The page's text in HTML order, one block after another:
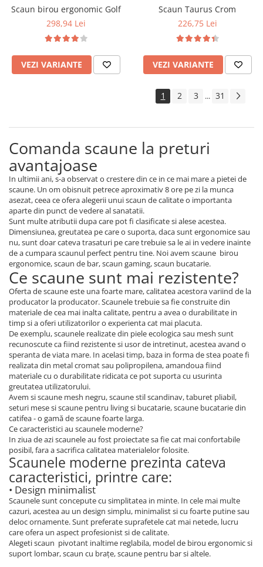
Scaun birou ergonomic Golf
298,94 Lei
VEZI VARIANTE
Scaun Taurus Crom
226,75 Lei
VEZI VARIANTE
1 2 3 ... 31
Comanda scaune la preturi
avantajoase
In ultimii ani, s-a observat o crestere din ce in ce mai mare a pietei de
scaune. Un om obisnuit petrece aproximativ 8 ore pe zi la munca
asezat, ceea ce ofera alegerii unui scaun de calitate o importanta
aparte din punct de vedere al sanatatii.
Sunt multe atributii dupa care pot fi clasificate si alese acestea.
Dimensiunea, greutatea pe care o suporta, daca sunt ergonomice sau
nu, sunt doar cateva trasaturi pe care trebuie sa le ai in vedere inainte
de a cumpara scaunul perfect pentru tine. Noi avem scaune birou
ergonomice, scaun de bar, scaun gaming, scaun bucatarie.
Ce scaune sunt mai rezistente?
Oferta de scaune este una foarte mare, calitatea acestora variind de la
producator la producator. Scaunele trebuie sa fie construite din
materiale de cea mai inalta calitate, pentru a avea o durabilitate in
timp si a oferi utilizatorilor o experienta cat mai placuta.
De exemplu, scaunele realizate din piele ecologica sau mesh sunt
recunoscute ca fiind rezistente si usor de intretinut, acestea avand o
speranta de viata mare. In acelasi timp, baza in forma de stea poate fi
realizata din metal cromat sau polipropilena, amandoua fiind
materiale cu o durabilitate ridicata ce pot suporta cu usurinta
greutatea utilizatorului.
Avem si scaune mesh negru, scaune stil scandinav, taburet pliabil,
seturi mese si scaune pentru living si bucatarie, scaune bucatarie din
catifea - o gamă de scaune foarte larga.
Ce caracteristici au scaunele moderne?
In ziua de azi scaunele au fost proiectate sa fie cat mai confortabile
posibil, fara a sacrifica calitatea materialelor folosite.
Scaunele moderne prezinta cateva
caracteristici, printre care:
• Design minimalist
Scaunele sunt concepute cu simplitatea in minte. In cele mai multe
cazuri, acestea au un design simplu, minimalist si cu foarte putine sau
deloc ornamente. Sunt preferate suprafetele cat mai netede, lucru
care ofera un aspect profesionist si de calitate.
Alegeti scaun pivotant inaltime reglabila, model de birou ergonomic si
suport lombar, scaun cu brațe, scaune pentru bar si altele.